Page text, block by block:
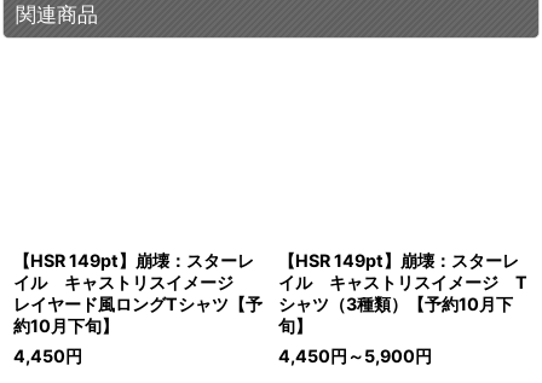
関連商品
【HSR 149pt】崩壊：スターレ
イル キャストリスイメージ
レイヤード風ロングTシャツ【予
約10月下旬】
4,450円
【HSR 149pt】崩壊：スターレ
イル キャストリスイメージ T
シャツ（3種類）【予約10月下
旬】
4,450円 ～5,900円